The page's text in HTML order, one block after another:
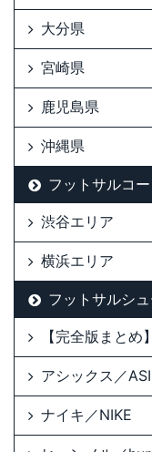
大分県
宮崎県
鹿児島県
沖縄県
フットサルコー
渋谷エリア
横浜エリア
フットサルシ
【完全版まと
アシックス／
ナイキ／NIKE